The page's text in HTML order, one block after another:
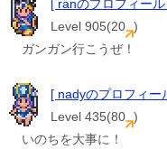
[ ranのプロフィール
Level 905(20 )
ガンガン行こうぜ！
[ nadyのプロフィー
Level 435(80 )
いのちを大事に！